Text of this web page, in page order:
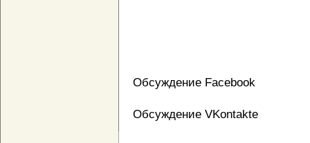
Обсуждение Facebook
Обсуждение VKontakte